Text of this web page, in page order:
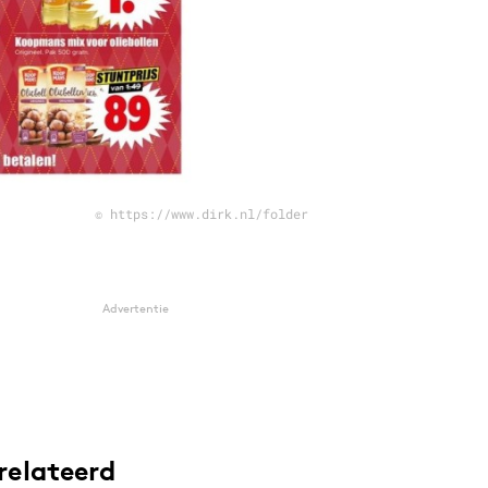
© https://www.dirk.nl/folder
Advertentie